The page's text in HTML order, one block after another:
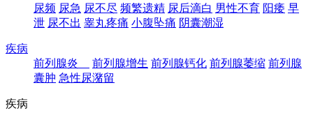
尿频 尿急 尿不尽 频繁遗精 尿后滴白 男性不育 阳痿 早
泄 尿不出 睾丸疼痛 小腹坠痛 阴囊潮湿
疾病
前列腺炎
前列腺增生 前列腺钙化 前列腺萎缩 前列腺
囊肿 急性尿潴留
疾病